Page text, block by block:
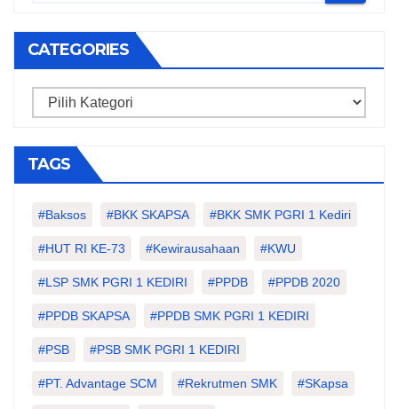
CATEGORIES
Categories
TAGS
#Baksos #BKK SKAPSA #BKK SMK PGRI 1 Kediri
#HUT RI KE-73 #kewirausahaan #KWU
#LSP SMK PGRI 1 KEDIRI #PPDB #PPDB 2020
#PPDB SKAPSA #PPDB SMK PGRI 1 KEDIRI
#PSB #PSB SMK PGRI 1 KEDIRI
#PT. Advantage SCM #Rekrutmen SMK #SKapsa